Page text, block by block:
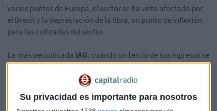
Su privacidad es importante para nosotros
varios puntos de Europa, el sector se ha visto afectado por
el Brexit y la depreciación de la libra, un punto de inflexión
para las cotizadas del sector.
La más perjudicada IAG, cuando un tercio de sus ingresos se
contabilizan en libras. Sus acciones han caído un 6% desde
el referéndum sobre el Brexit el 23 de junio de 2016 y un 20%
en el año 2016. La compañía cotiza estos impactos junto
con las continuas huelgas de los tripulantes de cabina. Por